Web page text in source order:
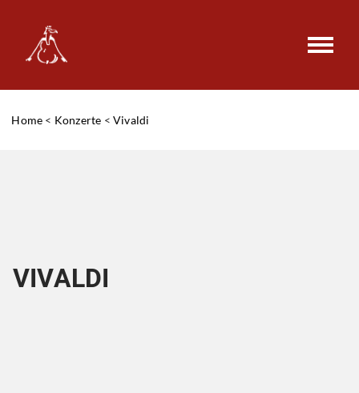
Home < Konzerte <Vivaldi
VIVALDI